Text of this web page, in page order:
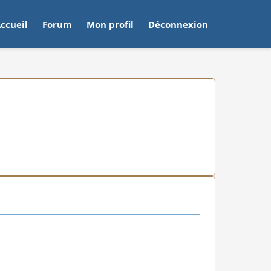
Forum Mon profil Déconnexion